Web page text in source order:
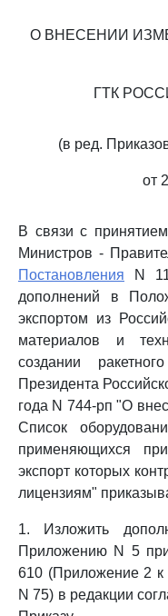
О ВНЕСЕНИИ
ГТК
(в ред.
от
В связи с
Министров -
Постановления N
дополнений в
экспортом из
материалов и
создании
Президента
года N 744-рп "О
Список
применяющихся
экспорт которых
лицензиям"
1. Изложить
Приложению N 5
610 (Приложение 2 к
N 75) в редакции